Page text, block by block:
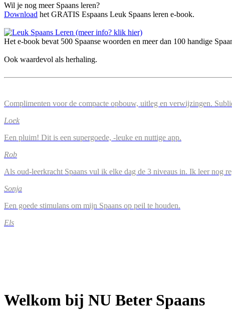
Wil je nog meer Spaans leren?
Download het GRATIS Espaans Leuk Spaans leren e-book.
Het e-book bevat 500 Spaanse woorden en meer dan 100 handige
Ook waardevol als herhaling.
Complimenten voor de compacte opbouw, uitleg en verwijzingen.
Loek
Een pluim! Dit is een supergoede, -leuke en nuttige app.
Rob
Als oud-leerkracht Spaans vul ik elke dag de 3 niveaus in. Ik leer nog
Sonja
Een goede stimulans om mijn Spaans op peil te houden.
Els
Welkom bij NU Beter Spaans